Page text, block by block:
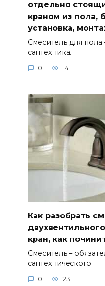
отдельно
краном из пола,
установка,
Смеситель для
сантехника.
0 14
Как разобрать
кран, как
Смеситель –
сантехнического
0 23